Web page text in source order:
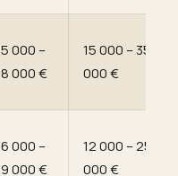
5 000 –
8 000 €
15 000 – 35
000 €
6 000 –
9 000 €
12 000 – 25
000 €